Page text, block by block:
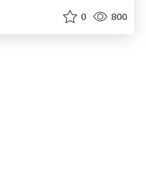
0 800